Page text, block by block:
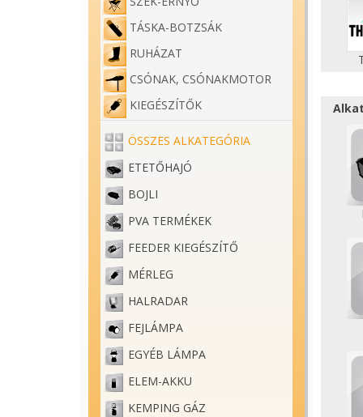
TÁSKA-BOTZSÁK
RUHÁZAT
CSÓNAK, CSÓNAKMOTOR
KIEGÉSZÍTŐK
ÖSSZES ALKATEGÓRIA
ETETŐHAJÓ
BOJLI
PVA TERMÉKEK
FEEDER KIEGÉSZÍTŐ
MÉRLEG
HALRADAR
FEJLÁMPA
EGYÉB LÁMPA
ELEM-AKKU
KEMPING GÁZ